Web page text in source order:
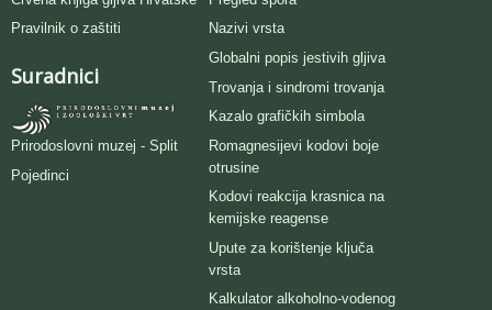
Pravilnik o zaštiti
Suradnici
Prirodoslovni muzej - Split
Pojedinci
Nazivi vrsta
Globalni popis jestivih gljiva
Trovanja i sindromi trovanja
Kazalo grafičkih simbola
Romagnesijevi kodovi boje
otrusine
Kodovi reakcija krasnica na
kemijske reagense
Upute za korištenje ključa
vrsta
Kalkulator alkoholno-vodenog